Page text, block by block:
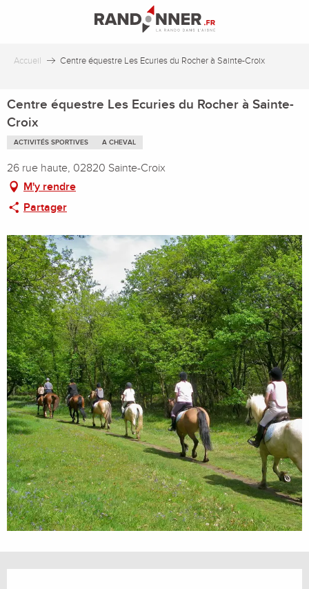
principal
Accueil Centre équestre Les Ecuries du Rocher à Sainte-Croix
Centre équestre Les Ecuries du Rocher à Sainte-
Croix
ACTIVITÉS SPORTIVES A CHEVAL
26 rue haute, 02820 Sainte-Croix
M'y rendre
Partager